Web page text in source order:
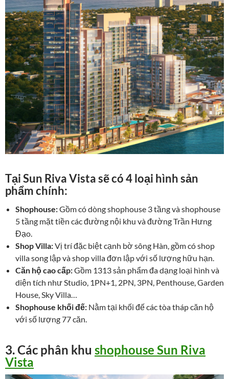
Tại Sun Riva Vista sẽ có 4 loại hình sản
phẩm chính:
Shophouse:Gồm có dòng shophouse 3 tầng và shophouse
5 tầng mặt tiền các đường nội khu và đường Trần Hưng
Đạo.
Shop Villa:Vị trí đặc biệt cạnh bờ sông Hàn, gồm có shop
villa song lập và shop villa đơn lập với số lượng hữu hạn.
Căn hộ cao cấp:Gồm 1313 sản phẩm đa dạng loại hình và
diện tích như Studio, 1PN+1, 2PN, 3PN, Penthouse, Garden
House, Sky Villa…
Shophouse khối đế: Nằm tại khối đế các tòa tháp căn hộ
với số lượng 77 căn.
3. Các phân khu shophouse Sun Riva
Vista